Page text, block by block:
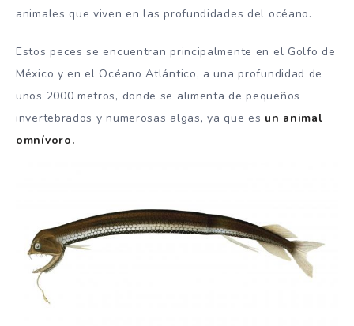
animales que viven en las profundidades del océano.
Estos peces se encuentran principalmente en el Golfo de
México y en el Océano Atlántico, a una profundidad de
unos 2000 metros, donde se alimenta de pequeños
invertebrados y numerosas algas, ya que es un animal
omnívoro.